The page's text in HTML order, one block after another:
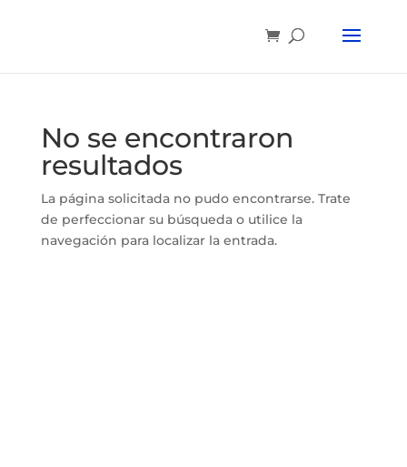
No se encontraron
resultados
La página solicitada no pudo encontrarse. Trate
de perfeccionar su búsqueda o utilice la
navegación para localizar la entrada.